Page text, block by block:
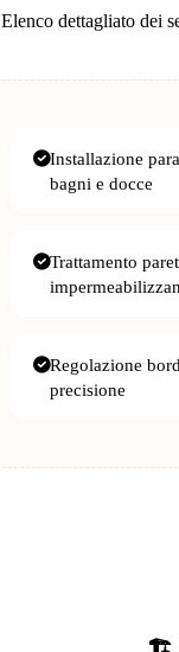
Elenco dettagliato dei
Installazione
bagni e docce
Trattamento
Regolazione
precisione